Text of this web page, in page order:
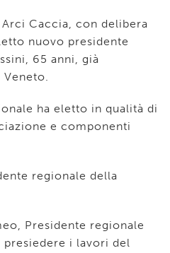
Caccia, con delibera
nuovo presidente
65 anni, già
ha eletto in qualità di
e componenti
regionale della
Presidente regionale
presiedere i lavori del